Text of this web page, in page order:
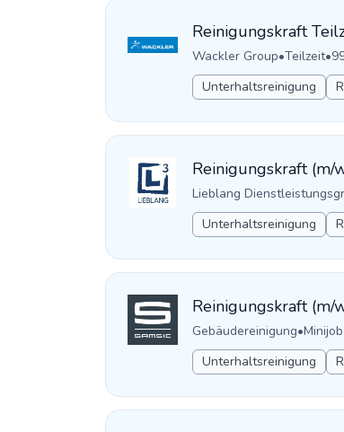
Reinigungskraft
Wackler Group•Teilzeit•
Unterhaltsreinigung
Reinigungskraft (m/
Lieblang
Unterhaltsreinigung
Reinigungskraft
Gebäudereinigung•Minijob
Unterhaltsreinigung